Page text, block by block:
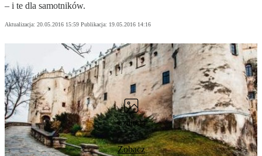
– i te dla samotników.
Aktualizacja: 20.05.2016 15:59 Publikacja: 19.05.2016 14:16
4 zdjęcia
Zobacz